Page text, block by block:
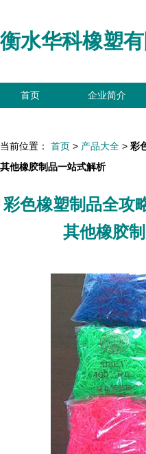
衡水华科橡塑有
首页 企业简介
当前位置： 首页 > 产品大全 > 彩
其他橡胶制品一站式解析
彩色橡塑制品全攻
其他橡胶